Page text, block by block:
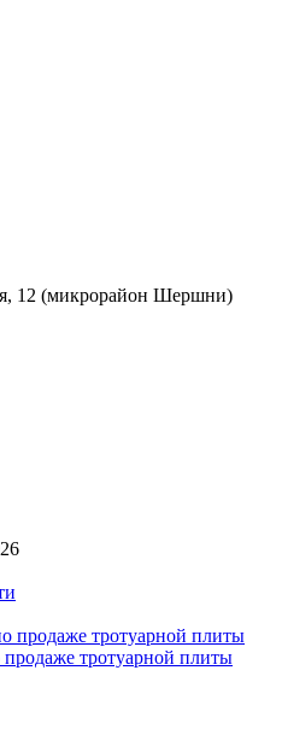
12 (микрорайон Шершни)
тротуарной плиты